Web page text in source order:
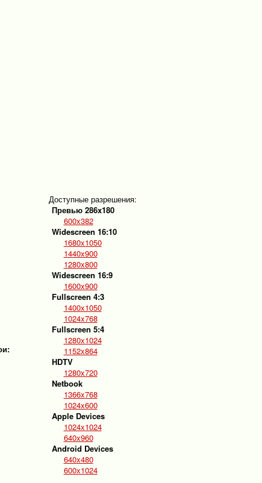
Доступные разрешения:
Превью 286x180
600x382
Widescreen 16:10
1680x1050
1440x900
1280x800
Widescreen 16:9
1600x900
Fullscreen 4:3
1400x1050
1024x768
Fullscreen 5:4
1280x1024
1152x864
HDTV
1280x720
Netbook
1366x768
1024x600
Apple Devices
1024x1024
640x960
Android Devices
640x480
600x1024